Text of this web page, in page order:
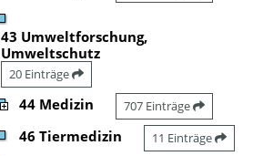
43 Umweltforschung,
Umweltschutz
20 Einträge
44 Medizin 707 Einträge
46 Tiermedizin 11 Einträge